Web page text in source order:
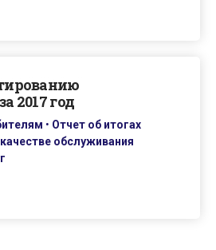
2017 год
• Отчет об итогах
обслуживания